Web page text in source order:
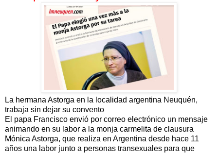
La hermana Astorga en la localidad argentina Neuquén,
trabaja sin dejar su convento
El papa Francisco envió por correo electrónico un mensaje
animando en su labor a la monja carmelita de clausura
Mónica Astorga, que realiza en Argentina desde hace 11
años una labor junto a personas transexuales para que